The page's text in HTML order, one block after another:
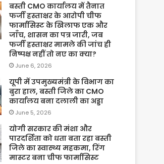
बस्ती CMO कार्यालय में तैनात
फर्जी हस्ताक्षर के आरोपी चीफ
फार्मासिस्ट के खिलाफ एक और
जाँच, शासन का पत्र जारी, जब
फर्जी हस्ताक्षर मामले की जांच ही
निष्पक्ष नहीं तो नए का क्या?
June 6, 2026
यूपी में उपमुख्यमंत्री के विभाग का
बुरा हाल, बस्ती जिले का CMO
कार्यालय बना दलाली का अड्डा
June 5, 2026
योगी सरकार की मंशा और
पारदर्शिता को धता बता रहा बस्ती
जिले का स्वास्थ्य महकमा, रिंग
मास्टर बना चीफ फार्मासिस्ट